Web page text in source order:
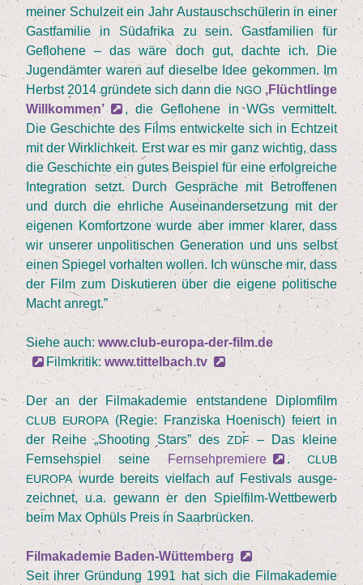
mei­ner Schul­zeit ein Jahr Aus­tausch­schü­le­rin in einer
Gast­fa­mi­lie in Süd­afri­ka zu sein. Gast­fa­mi­li­en für
Geflo­he­ne – das wäre doch gut, dach­te ich. Die
Jugend­äm­ter waren auf die­sel­be Idee gekom­men. Im
Herbst 2014grün­de­te sich dann die NGO ‚Flücht­lin­ge
Will­kom­men’
, die Geflo­he­ne in WGs ver­mit­telt.
Die Geschich­te des Films ent­wi­ckel­te sich in Echt­zeit
mit der Wirk­lich­keit. Erst war es mir ganz wich­tig, dass
die Geschich­te ein gutes Bei­spiel für eine erfolg­rei­che
Inte­gra­ti­on setzt. Durch Gesprä­che mit Betrof­fe­nen
und durch die ehr­li­che Aus­ein­an­der­set­zung mit der
eige­nen Kom­fort­zo­ne wur­de aber immer kla­rer, dass
wir unse­rer unpo­li­ti­schen Gene­ra­ti­on und uns selbst
einen Spie­gel vor­hal­ten wol­len. Ich wün­sche mir, dass
der Film zum Dis­ku­tie­ren über die eige­ne poli­ti­sche
Macht anregt.”
Sie­he auch: www.club-europa-der-film.de
Film­kri­tik: www.tittelbach.tv
Der an der Film­aka­de­mie ent­stan­de­ne Diplom­film
CLUB EUROPA(Regie: Fran­zis­ka Hoe­nisch) fei­ert in
der Rei­he„Shoo­ting Stars” des ZDF– Das klei­ne
Fern­seh­spiel sei­neFern­seh­pre­mie­re .CLUB
EUROPAwur­de bereits viel­fach auf Fes­ti­vals aus­ge­
zeich­net, u.a. gewann er den Spiel­film-Wett­be­werb
beim Max Ophüls Preis in Saarbrücken.
Film­aka­de­mie Baden-Wüttemberg
Seit ihrer Grün­dung 1991hat sich die Film­aka­de­mie